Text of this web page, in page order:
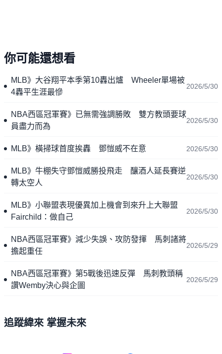
你可能還想看
MLB》大谷翔平本季第10轟出爐 Wheeler單場被
4轟平生涯最慘
2026/5/30
NBA西區冠軍賽》已無需強調勝敗 雙方教頭要球
員盡力而為
2026/5/30
MLB》橫掃球首度挨轟 鄧愷威不在意 2026/5/30
MLB》牛棚失守鄧愷威勝投飛走 釀酒人延長賽逆
轉太空人
2026/5/30
MLB》小聯盟表現優異加上機會到來升上大聯盟
Fairchild：做自己
2026/5/30
NBA西區冠軍賽》減少失誤、攻防發揮 馬刺諸將
擔起重任
2026/5/29
NBA西區冠軍賽》第5戰後迅速反彈 馬刺教頭稱
讚Wemby決心與企圖
2026/5/29
追蹤緯來 掌握未來